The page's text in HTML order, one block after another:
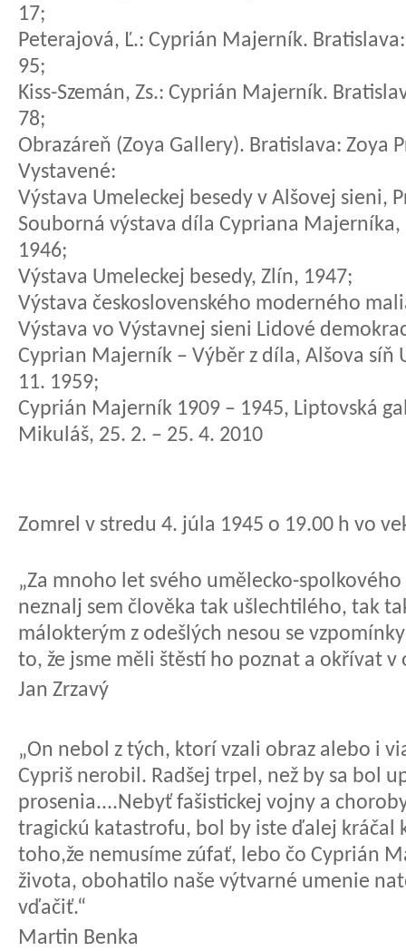
17;
Peterajová, Ľ.: Cyprián Majerník.
95;
Kiss-Szemán, Zs.: Cyprián Majerník.
78;
Obrazáreň (Zoya Gallery). Bratislava: Zoya
Vystavené:
Výstava Umeleckej besedy v Alšovej sieni,
Souborná výstava díla Cypriana
1946;
Výstava Umeleckej besedy, Zlín, 1947;
Výstava československého moderného
Výstava vo Výstavnej sieni Lidové
Cyprian Majerník – Výběr z díla, Alšova síň
11. 1959;
Cyprián Majerník 1909 – 1945, Liptovská
Mikuláš, 25. 2. – 25. 4. 2010
Zomrel v stredu 4. júla 1945 o 19.00 h vo
„Za mnoho let svého umělecko-
neznalj sem člověka tak ušlechtilého, tak
málokterým z odešlých nesou se
to, že jsme měli štěstí ho poznat a okřívat v
Jan Zrzavý
„On nebol z tých, ktorí vzali obraz alebo i
Cypriš nerobil. Radšej trpel, než by sa bol
prosenia....Nebyť fašistickej vojny a
tragickú katastrofu, bol by iste ďalej kráčal
toho,že nemusíme zúfať, lebo čo Cyprián
života, obohatilo naše výtvarné umenie
vďačiť.“
Martin Benka